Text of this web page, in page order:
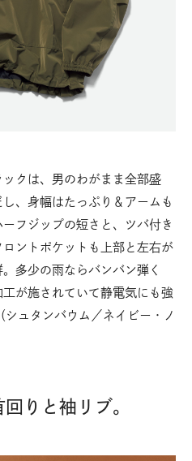
ックは、男のわがまま全部盛
、身幅はたっぷり＆アームも
フジップの短さと、ツバ付き
ントポケットも上部と左右が
多少の雨ならバンバン弾く
が施されていて静電気にも強
ュタンバウム／ネイビー・ノ
りと袖リブ。